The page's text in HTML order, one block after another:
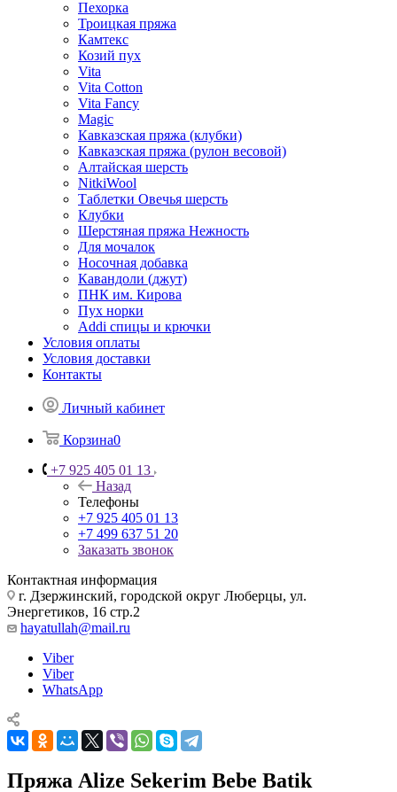
Пехорка
Троицкая пряжа
Камтекс
Козий пух
Vita
Vita Cotton
Vita Fancy
Magic
Кавказская пряжа (клубки)
Кавказская пряжа (рулон весовой)
Алтайская шерсть
NitkiWool
Таблетки Овечья шерсть
Клубки
Шерстяная пряжа Нежность
Для мочалок
Носочная добавка
Кавандоли (джут)
ПНК им. Кирова
Пух норки
Addi спицы и крючки
Условия оплаты
Условия доставки
Контакты
Личный кабинет
Корзина0
+7 925 405 01 13
Назад
Телефоны
+7 925 405 01 13
+7 499 637 51 20
Заказать звонок
Контактная информация
г. Дзержинский, городской округ Люберцы, ул.
Энергетиков, 16 стр.2
hayatullah@mail.ru
Viber
Viber
WhatsApp
Пряжа Alize Sekerim Bebe Batik